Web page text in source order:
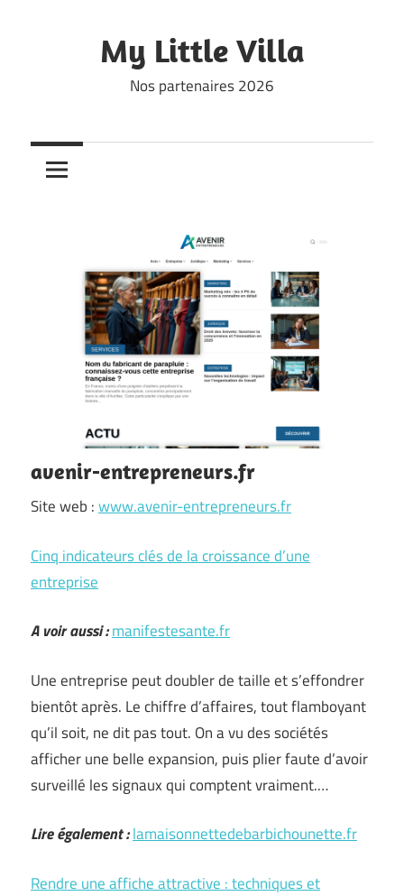
My Little Villa
Nos partenaires 2026
avenir-entrepreneurs.fr
Site web :www.avenir-entrepreneurs.fr
Cinq indicateurs clés de la croissance d’une
entreprise
A voir aussi :manifestesante.fr
Une entreprise peut doubler de taille et s’effondrer
bientôt après. Le chiffre d’affaires, tout flamboyant
qu’il soit, ne dit pas tout. On a vu des sociétés
afficher une belle expansion, puis plier faute d’avoir
surveillé les signaux qui comptent vraiment.…
Lire également :lamaisonnettedebarbichounette.fr
Rendre une affiche attractive : techniques et